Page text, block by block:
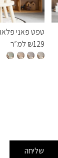
טפט פאני
₪129 למ״ר
שליחה